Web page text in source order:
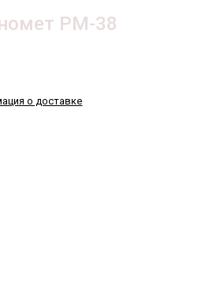
РМ-38
о доставке